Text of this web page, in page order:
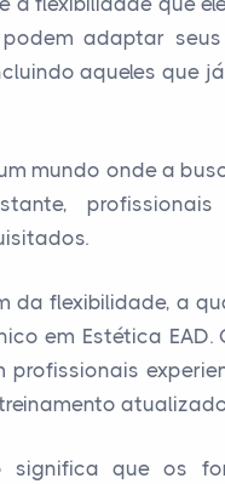
adaptar
aqueles que
mundo onde a
da flexibilidade, a
em Estética
profissionais
significa que os